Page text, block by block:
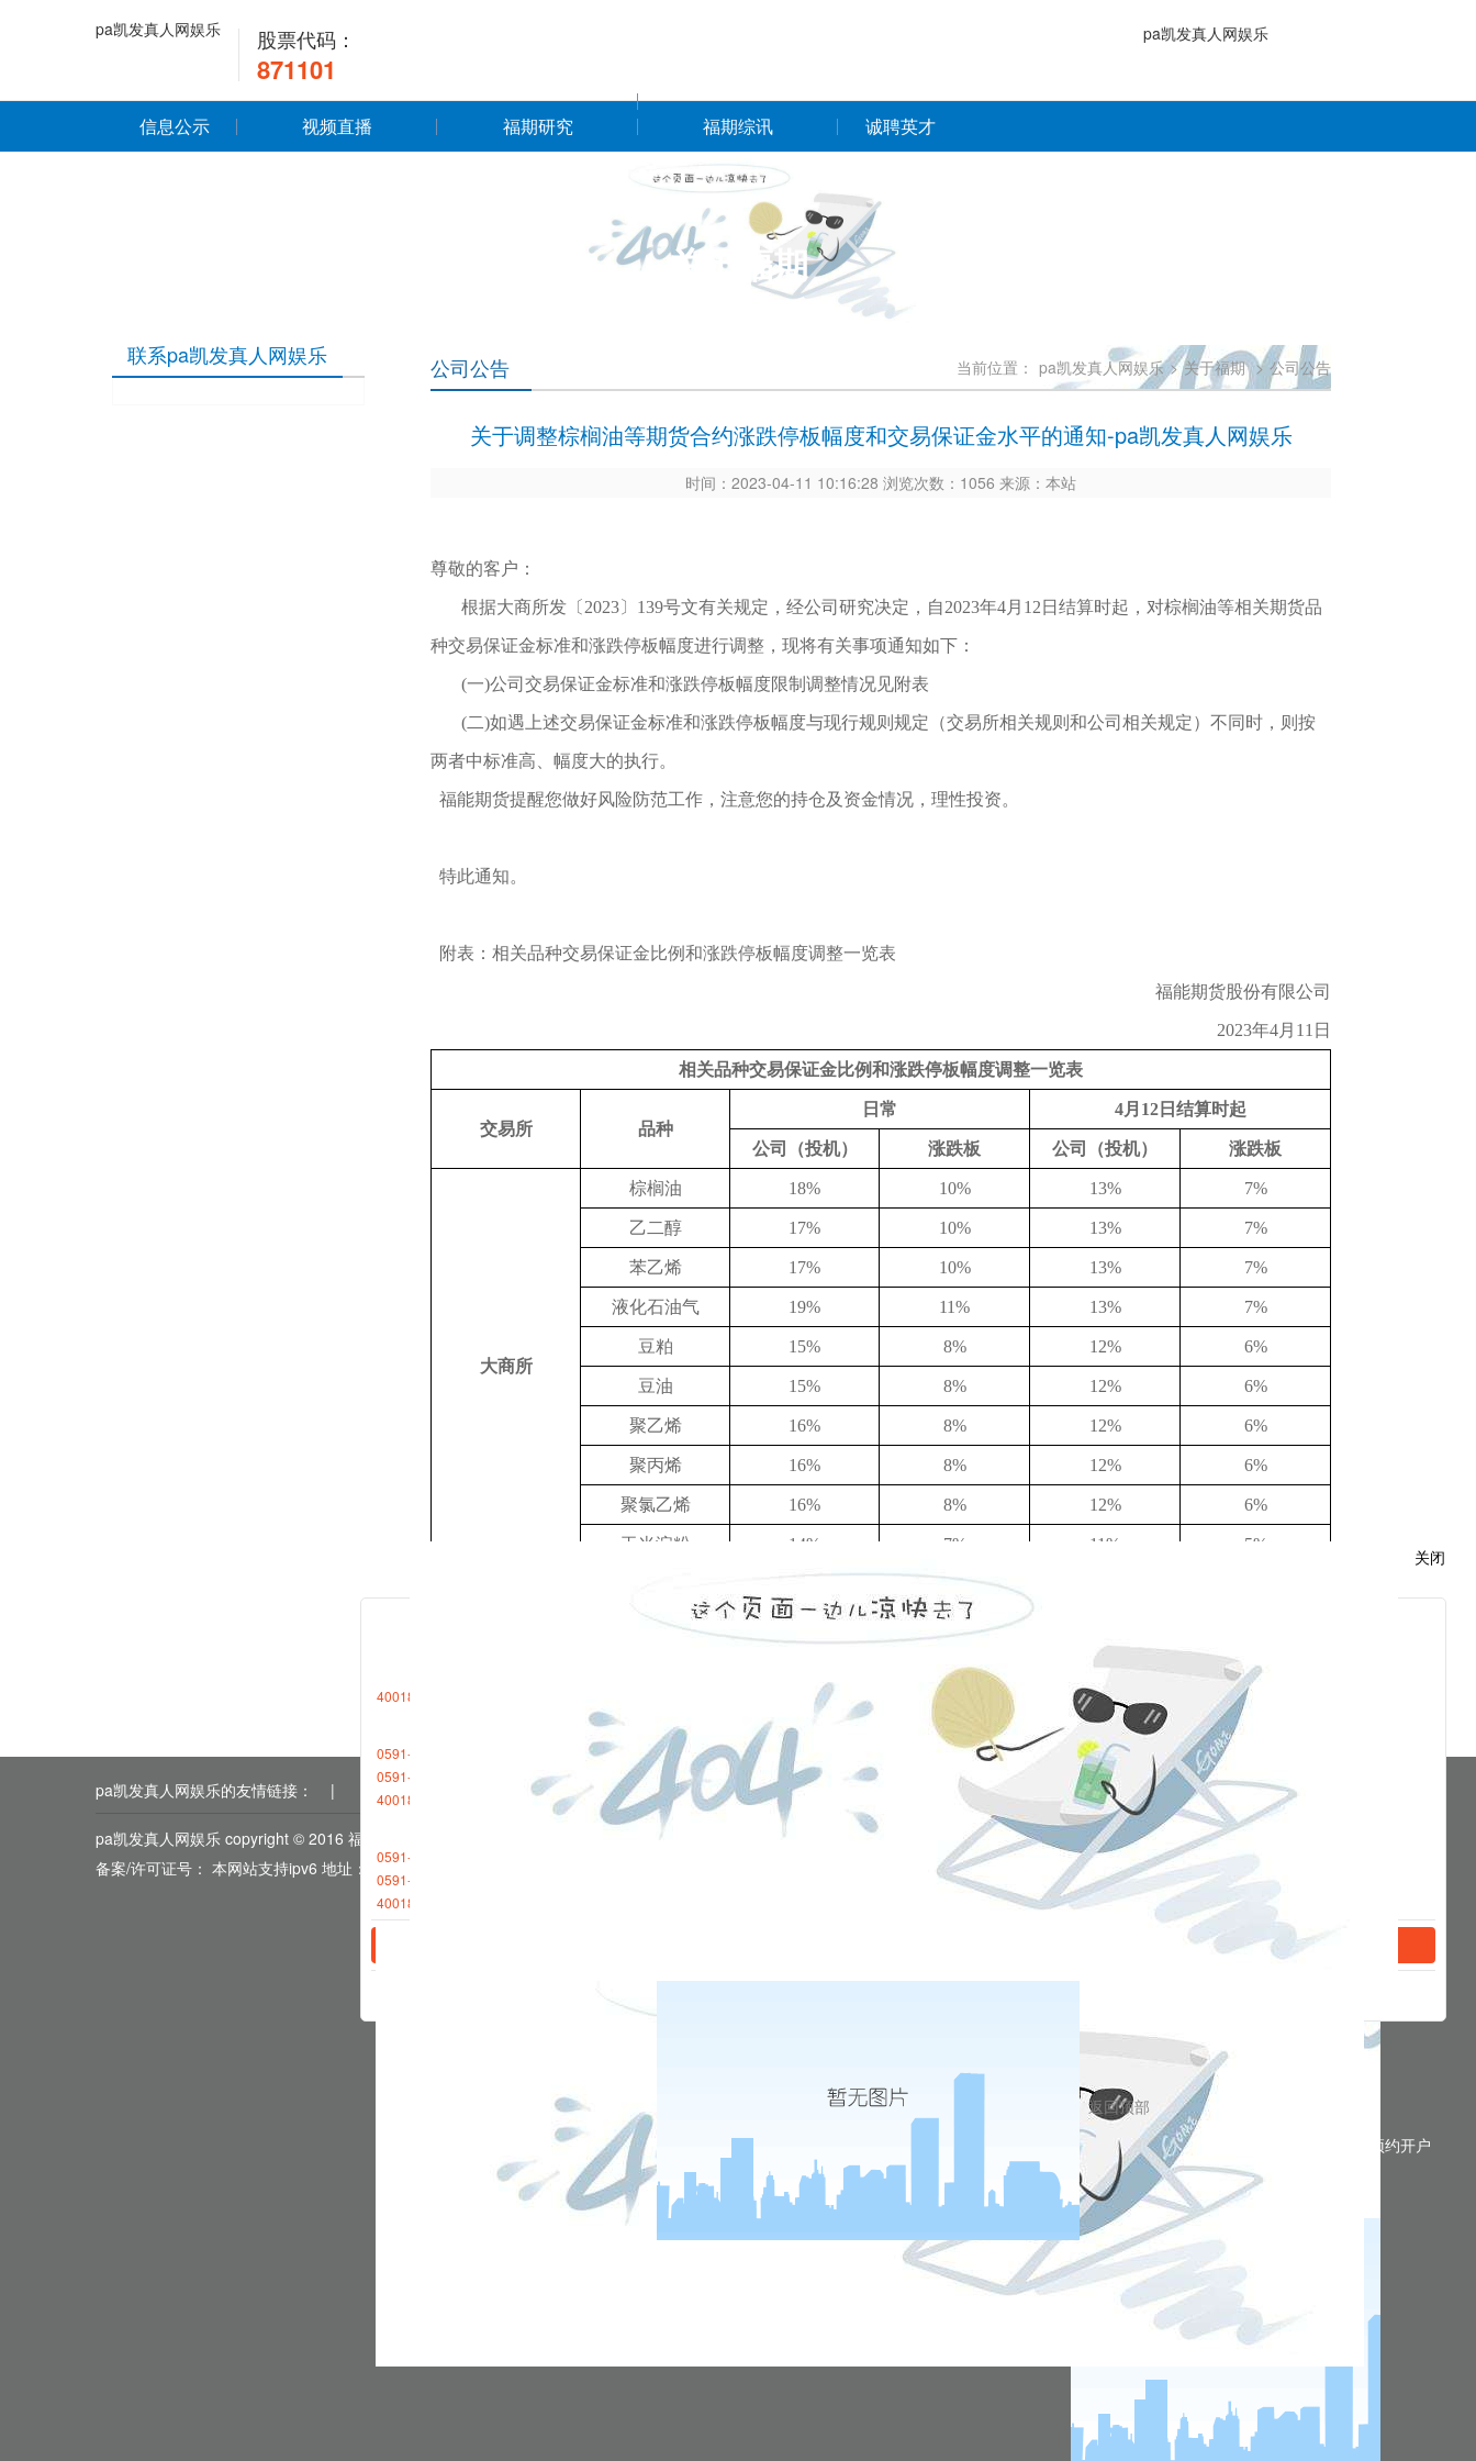
pa凯发真人网娱乐 股票代码：
871101
pa凯发真人网娱乐
信息公示 视频直播 福期研究 福期综讯 诚聘英才
关于福期
联系pa凯发真人网娱乐 公司公告 当前位置： pa凯发真人网娱乐 > 关于福期 > 公司公告
关于调整棕榈油等期货合约涨跌停板幅度和交易保证金水平的通知-pa凯发真人网娱乐
时间：2023-04-11 10:16:28 浏览次数：1056 来源：本站
尊敬的客户：
根据大商所发〔 2023〕139号文有关规定，经公司研究决定， 自2023年4月12日结算时起，对棕榈油等相关期货品
种交易保证金标准和涨跌停板幅度进行调整，现将有关事项通知如下：
(一)公司交易保证金标准和涨跌停板幅度限制调整情况见附表
(二)如遇上述交易保证金标准和涨跌停板幅度与现行规则规定（交易所相关规则和公司相关规定）不同时，则按
两者中标准高、幅度大的执行。
福能期货提醒您做好风险防范工作，注意您的持仓及资金情况，理性投资。
特此通知。
附表：相关品种交易保证金比例和涨跌停板幅度调整一览表
福能期货股份有限公司
2023年4月11 日
相关品种交易保证金比例和涨跌停板幅度调整一览表
交易所 品种
日常 4月12日结算时起
公司（投机） 涨跌板 公司（投机） 涨跌板
大商所
棕榈油 18% 10% 13% 7%
乙二醇 17% 10% 13% 7%
苯乙烯 17% 10% 13% 7%
液化石油气 19% 11% 13% 7%
豆粕 15% 8% 12% 6%
豆油 15% 8% 12% 6%
聚乙烯 16% 8% 12% 6%
聚丙烯 16% 8% 12% 6%
聚氯乙烯 16% 8% 12% 6%
玉米淀粉 14% 7% 11% 5%
关于2023年劳动节期间保证金标准、涨跌停板幅度调整的通知
pa凯发真人网娱乐的友情链接： | | |
pa凯发真人网娱乐 copyright © 2016 福能期货股份有限公司 本网站所载文章和数据仅供参考，使用前务请核实，风险自负。
备案/许可证号： 本网站支持ipv6 地址：福州市鼓楼区五四路75号海西商务大厦31层
关闭
在线客服
4001868696转1
日盘下单电话：
0591-88013377
0591-87727306
4001868696转2
夜盘下单电话：
0591-88013380
0591-87512570
4001868696转2
预约开户
返回顶部